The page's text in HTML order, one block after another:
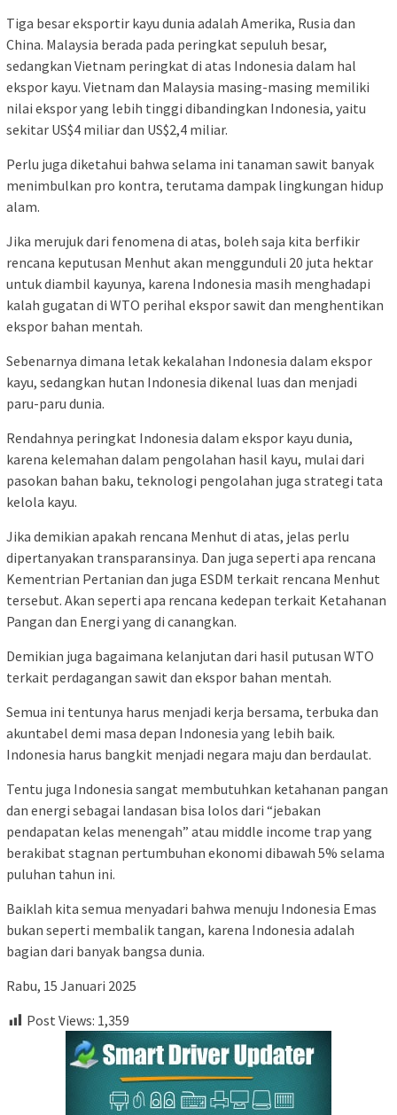
Tiga besar eksportir kayu dunia adalah Amerika, Rusia dan
China. Malaysia berada pada peringkat sepuluh besar,
sedangkan Vietnam peringkat di atas Indonesia dalam hal
ekspor kayu. Vietnam dan Malaysia masing-masing memiliki
nilai ekspor yang lebih tinggi dibandingkan Indonesia, yaitu
sekitar US$4 miliar dan US$2,4 miliar.
Perlu juga diketahui bahwa selama ini tanaman sawit banyak
menimbulkan pro kontra, terutama dampak lingkungan hidup
alam.
Jika merujuk dari fenomena di atas, boleh saja kita berfikir
rencana keputusan Menhut akan menggunduli 20 juta hektar
untuk diambil kayunya, karena Indonesia masih menghadapi
kalah gugatan di WTO perihal ekspor sawit dan menghentikan
ekspor bahan mentah.
Sebenarnya dimana letak kekalahan Indonesia dalam ekspor
kayu, sedangkan hutan Indonesia dikenal luas dan menjadi
paru-paru dunia.
Rendahnya peringkat Indonesia dalam ekspor kayu dunia,
karena kelemahan dalam pengolahan hasil kayu, mulai dari
pasokan bahan baku, teknologi pengolahan juga strategi tata
kelola kayu.
Jika demikian apakah rencana Menhut di atas, jelas perlu
dipertanyakan transparansinya. Dan juga seperti apa rencana
Kementrian Pertanian dan juga ESDM terkait rencana Menhut
tersebut. Akan seperti apa rencana kedepan terkait Ketahanan
Pangan dan Energi yang di canangkan.
Demikian juga bagaimana kelanjutan dari hasil putusan WTO
terkait perdagangan sawit dan ekspor bahan mentah.
Semua ini tentunya harus menjadi kerja bersama, terbuka dan
akuntabel demi masa depan Indonesia yang lebih baik.
Indonesia harus bangkit menjadi negara maju dan berdaulat.
Tentu juga Indonesia sangat membutuhkan ketahanan pangan
dan energi sebagai landasan bisa lolos dari “jebakan
pendapatan kelas menengah” atau middle income trap yang
berakibat stagnan pertumbuhan ekonomi dibawah 5% selama
puluhan tahun ini.
Baiklah kita semua menyadari bahwa menuju Indonesia Emas
bukan seperti membalik tangan, karena Indonesia adalah
bagian dari banyak bangsa dunia.
Rabu, 15 Januari 2025
Post Views: 1,359